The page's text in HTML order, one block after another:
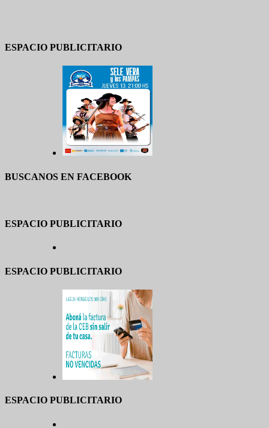
ESPACIO PUBLICITARIO
BUSCANOS EN FACEBOOK
ESPACIO PUBLICITARIO
ESPACIO PUBLICITARIO
ESPACIO PUBLICITARIO